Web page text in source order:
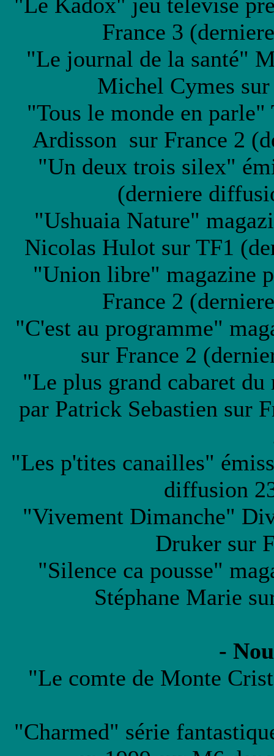
France 3
"Le journal de la santé"
Michel Cymes
"Tous le monde en
Ardisson sur France 2
"Un deux trois silex"
(derniere
"Ushuaia Nature"
Nicolas Hulot sur TF1
"Union libre" magazine
France 2
"C'est au programme"
sur France 2
"Le plus grand cabaret
par Patrick Sebastien sur
"Les p'tites canailles"
diffusion
"Vivement Dimanche"
Druker sur
"Silence ca pousse"
Stéphane Marie
-
"Le comte de Monte
"Charmed" série